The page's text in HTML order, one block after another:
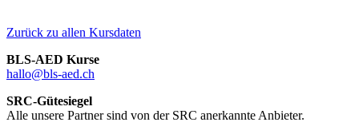
Zurück zu allen Kursdaten
BLS-AED Kurse
hallo@bls-aed.ch
SRC-Gütesiegel
Alle unsere Partner sind von der SRC anerkannte Anbieter.